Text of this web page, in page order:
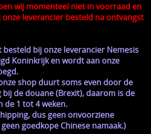
wij momenteel niet in voorraad en
leverancier besteld na ontvangst
bij onze leverancier Nemesis
Koninkrijk en wordt aan onze
shop duurt soms even door de
bij de douane (Brexit), daarom is de
de 1 tot 4 weken.
dus geen onvoorziene
goedkope Chinese namaak.)